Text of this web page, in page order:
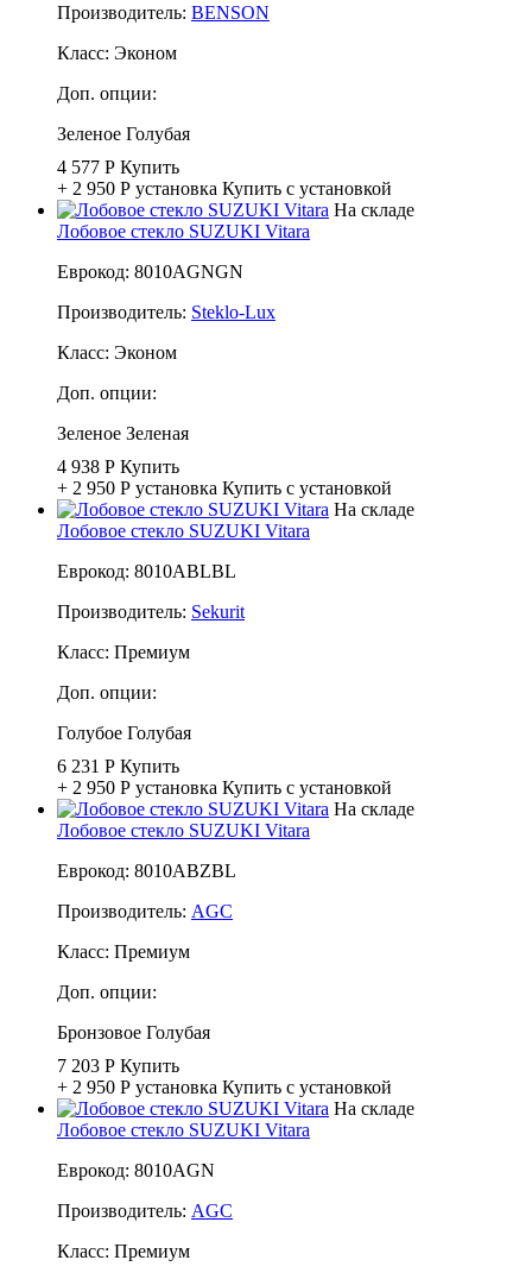
Производитель: BENSON
Класс: Эконом
Доп. опции:
Зеленое Голубая
4 577 Р Купить
+ 2 950 Р установка Купить с установкой
На складе
Лобовое стекло SUZUKI Vitara
Еврокод: 8010AGNGN
Производитель: Steklo-Lux
Класс: Эконом
Доп. опции:
Зеленое Зеленая
4 938 Р Купить
+ 2 950 Р установка Купить с установкой
На складе
Лобовое стекло SUZUKI Vitara
Еврокод: 8010ABLBL
Производитель: Sekurit
Класс: Премиум
Доп. опции:
Голубое Голубая
6 231 Р Купить
+ 2 950 Р установка Купить с установкой
На складе
Лобовое стекло SUZUKI Vitara
Еврокод: 8010ABZBL
Производитель: AGC
Класс: Премиум
Доп. опции:
Бронзовое Голубая
7 203 Р Купить
+ 2 950 Р установка Купить с установкой
На складе
Лобовое стекло SUZUKI Vitara
Еврокод: 8010AGN
Производитель: AGC
Класс: Премиум